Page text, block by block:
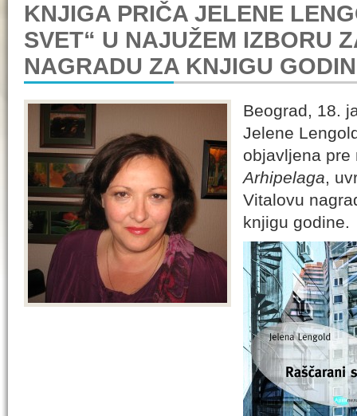
KNJIGA PRIČA JELENE
SVET“ U NAJUŽEM IZBORU
NAGRADU ZA KNJIGU
Beograd, 18.
Jelene
objavljena pre
Arhipelaga,
Vitalovu
knjigu godine.